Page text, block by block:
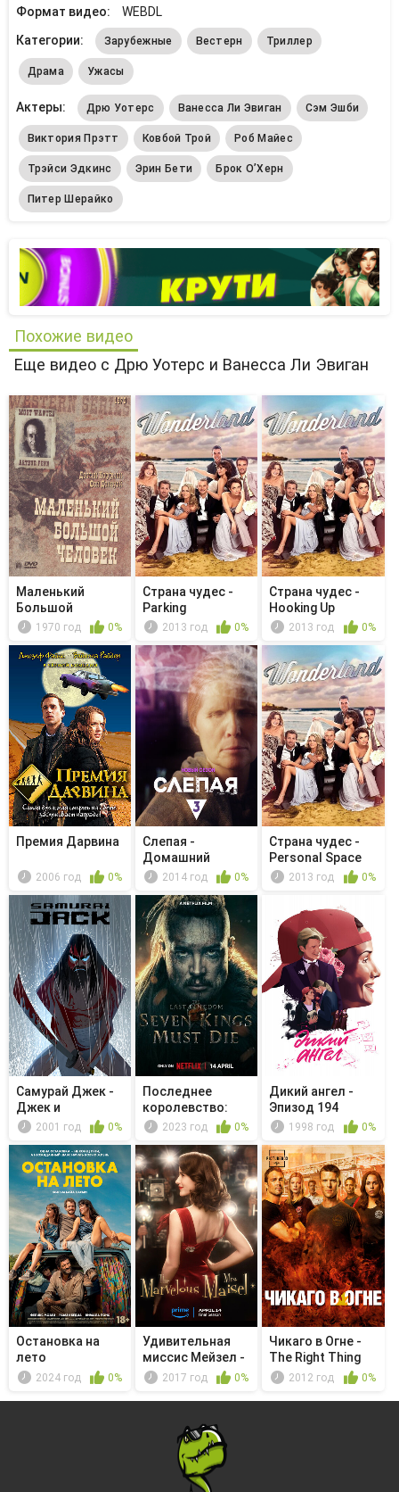
Формат видео:
WEBDL
Категории:
Зарубежные Вестерн Триллер
Драма Ужасы
Актеры: Дрю Уотерс Ванесса Ли Эвиган Сэм Эшби
Виктория Прэтт Ковбой Трой Роб Майес
Трэйси Эдкинс Эрин Бети Брок О’Херн
Питер Шерайко
Похожие видео
Еще видео с Дрю Уотерс и Ванесса Ли Эвиган
Маленький
Большой
Человек
1970 год 0%
Страна чудес -
Parking
2013 год 0%
Страна чудес -
Hooking Up
2013 год 0%
Премия Дарвина
2006 год 0%
Слепая -
Домашний
телефон
2014 год 0%
Страна чудес -
Personal Space
2013 год 0%
Самурай Джек -
Джек и
шотландец:
2001 год 0%
Последнее
королевство:
Семь королей
2023 год 0%
Дикий ангел -
Эпизод 194
1998 год 0%
Остановка на
лето
2024 год 0%
Удивительная
миссис Мейзел -
Hands!2017 год 0%
Чикаго в Огне -
The Right Thing
2012 год 0%